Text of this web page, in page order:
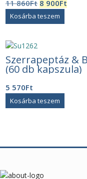
11 860Ft Original
price
was:
8 900Ft
Kosárba teszem
Szerrapeptáz &
(60 db kapszula)
5 570Ft
Kosárba teszem